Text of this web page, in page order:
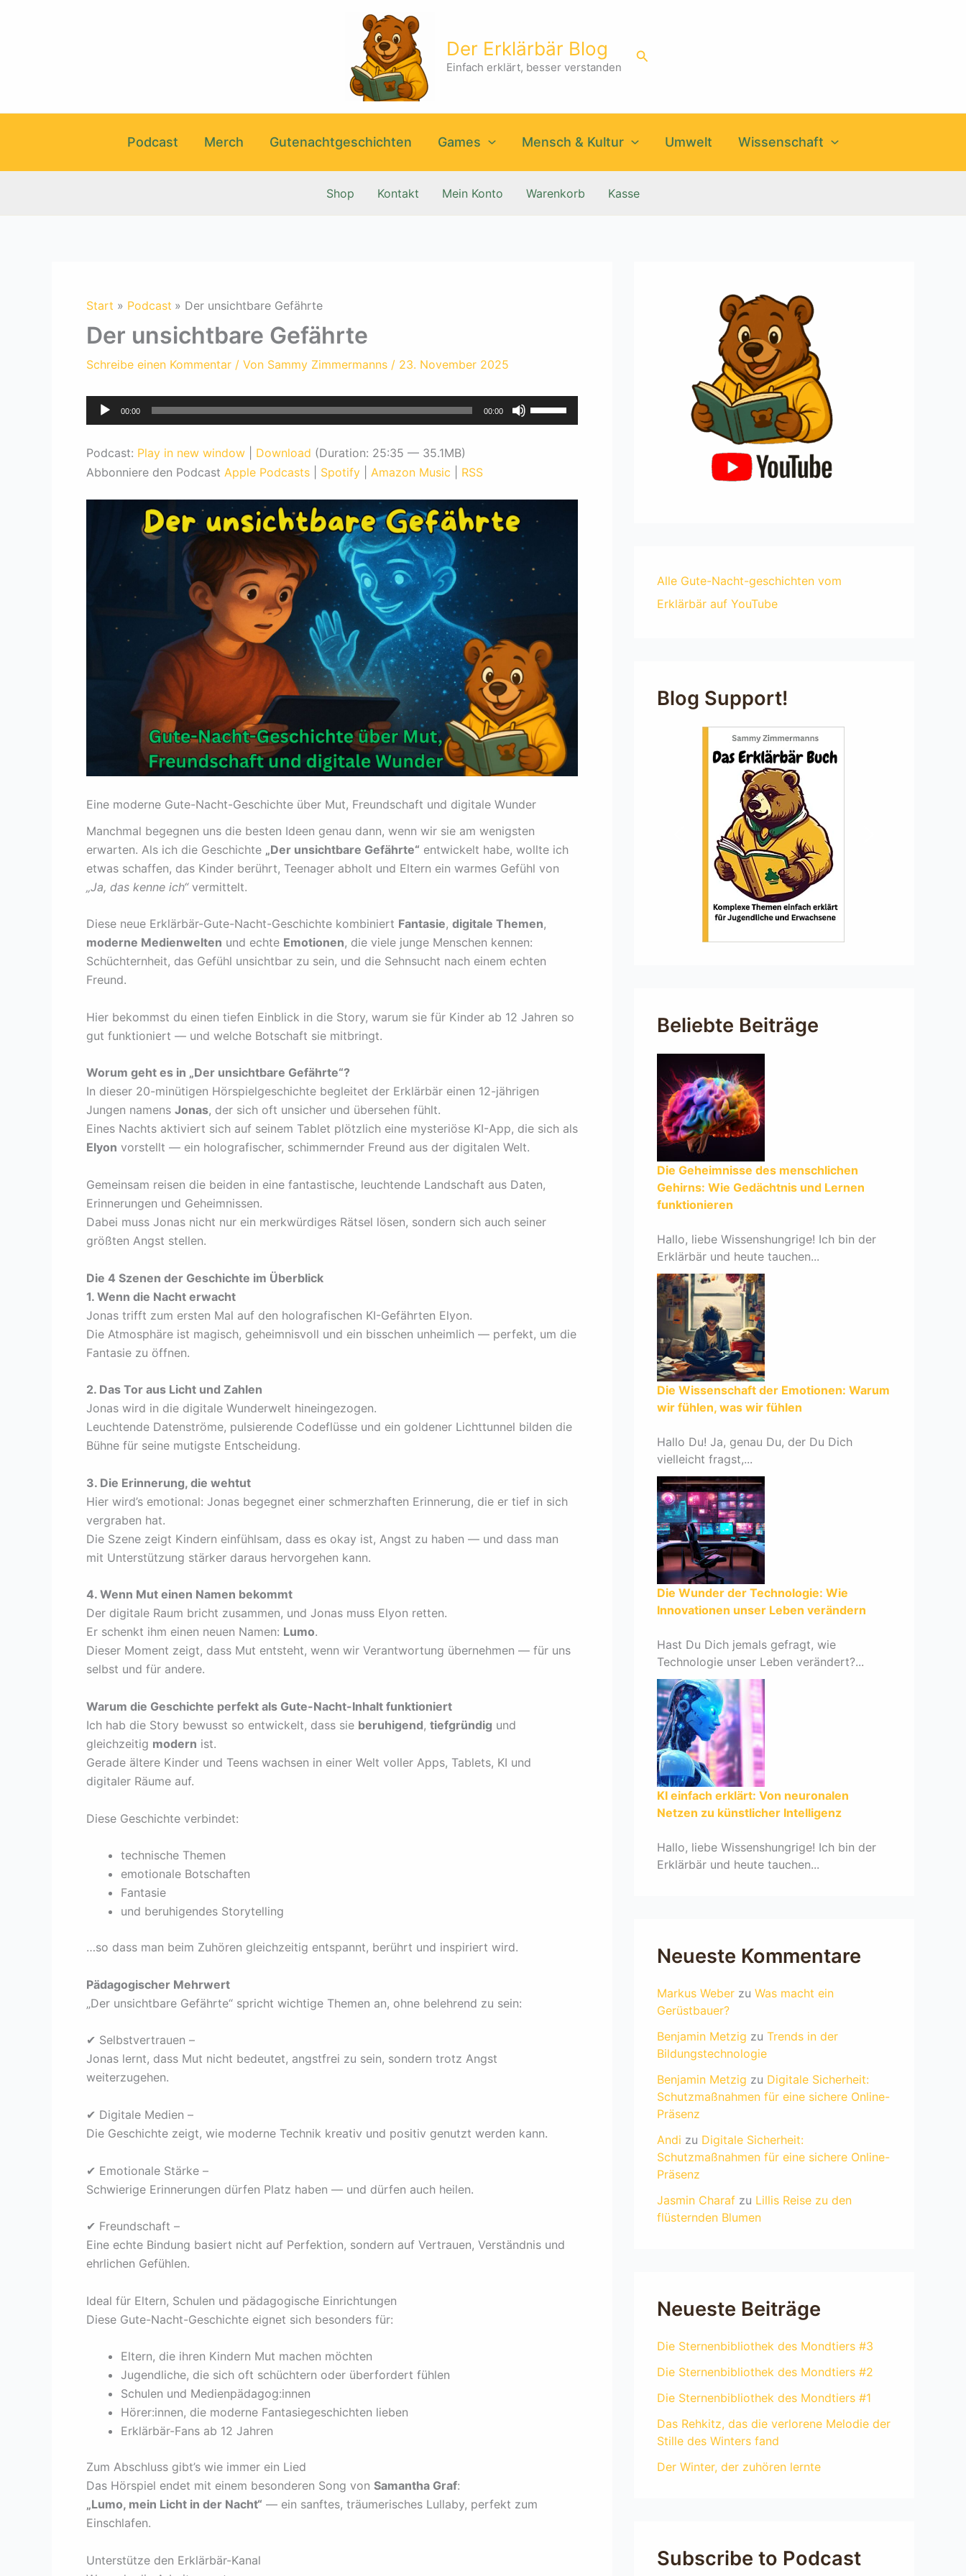
Der Erklärbär Blog
Einfach erklärt, besser verstanden
Suchen
Podcast Merch Gutenachtgeschichten Games Mensch & Kultur Umwelt Wissenschaft
Shop Kontakt Mein Konto Warenkorb Kasse
Start Podcast Der unsichtbare Gefährte
Der unsichtbare Gefährte
Schreibe einen Kommentar / Von Sammy Zimmermanns / 23. November 2025
Audio-
Player
00:00 00:00
Hoch/Runter
Lautstärke
Podcast: Play in new window Download (Duration: 25:35 — 35.1MB)
Abbonniere den Podcast Apple Podcasts Spotify Amazon Music RSS
Eine moderne Gute-Nacht-Geschichte über Mut, Freundschaft und digitale Wunder
Manchmal begegnen uns die besten Ideen genau dann, wenn wir sie am wenigsten
erwarten. Als ich die Geschichte „Der unsichtbare Gefährte“ entwickelt habe, wollte ich
etwas schaffen, das Kinder berührt, Teenager abholt und Eltern ein warmes Gefühl von
„Ja, das kenne ich“vermittelt.
Diese neue Erklärbär-Gute-Nacht-Geschichte kombiniert Fantasie, digitale Themen,
moderne Medienwelten und echte Emotionen, die viele junge Menschen kennen:
Schüchternheit, das Gefühl unsichtbar zu sein, und die Sehnsucht nach einem echten
Freund.
Hier bekommst du einen tiefen Einblick in die Story, warum sie für Kinder ab 12 Jahren so
gut funktioniert — und welche Botschaft sie mitbringt.
Worum geht es in „Der unsichtbare Gefährte“?
In dieser 20-minütigen Hörspielgeschichte begleitet der Erklärbär einen 12-jährigen
Jungen namens Jonas, der sich oft unsicher und übersehen fühlt.
Eines Nachts aktiviert sich auf seinem Tablet plötzlich eine mysteriöse KI-App, die sich als
Elyon vorstellt — ein holografischer, schimmernder Freund aus der digitalen Welt.
Gemeinsam reisen die beiden in eine fantastische, leuchtende Landschaft aus Daten,
Erinnerungen und Geheimnissen.
Dabei muss Jonas nicht nur ein merkwürdiges Rätsel lösen, sondern sich auch seiner
größten Angst stellen.
Die 4 Szenen der Geschichte im Überblick
1. Wenn die Nacht erwacht
Jonas trifft zum ersten Mal auf den holografischen KI-Gefährten Elyon.
Die Atmosphäre ist magisch, geheimnisvoll und ein bisschen unheimlich — perfekt, um die
Fantasie zu öffnen.
2. Das Tor aus Licht und Zahlen
Jonas wird in die digitale Wunderwelt hineingezogen.
Leuchtende Datenströme, pulsierende Codeflüsse und ein goldener Lichttunnel bilden die
Bühne für seine mutigste Entscheidung.
3. Die Erinnerung, die wehtut
Hier wird’s emotional: Jonas begegnet einer schmerzhaften Erinnerung, die er tief in sich
vergraben hat.
Die Szene zeigt Kindern einfühlsam, dass es okay ist, Angst zu haben — und dass man
mit Unterstützung stärker daraus hervorgehen kann.
4. Wenn Mut einen Namen bekommt
Der digitale Raum bricht zusammen, und Jonas muss Elyon retten.
Er schenkt ihm einen neuen Namen: Lumo.
Dieser Moment zeigt, dass Mut entsteht, wenn wir Verantwortung übernehmen — für uns
selbst und für andere.
Warum die Geschichte perfekt als Gute-Nacht-Inhalt funktioniert
Ich hab die Story bewusst so entwickelt, dass sie beruhigend, tiefgründig und
gleichzeitig modern ist.
Gerade ältere Kinder und Teens wachsen in einer Welt voller Apps, Tablets, KI und
digitaler Räume auf.
Diese Geschichte verbindet:
technische Themen
emotionale Botschaften
Fantasie
und beruhigendes Storytelling
…so dass man beim Zuhören gleichzeitig entspannt, berührt und inspiriert wird.
Pädagogischer Mehrwert
„Der unsichtbare Gefährte“ spricht wichtige Themen an, ohne belehrend zu sein:
✔ Selbstvertrauen –
Jonas lernt, dass Mut nicht bedeutet, angstfrei zu sein, sondern trotz Angst
weiterzugehen.
✔ Digitale Medien –
Die Geschichte zeigt, wie moderne Technik kreativ und positiv genutzt werden kann.
✔ Emotionale Stärke –
Schwierige Erinnerungen dürfen Platz haben — und dürfen auch heilen.
✔ Freundschaft –
Eine echte Bindung basiert nicht auf Perfektion, sondern auf Vertrauen, Verständnis und
ehrlichen Gefühlen.
Ideal für Eltern, Schulen und pädagogische Einrichtungen
Diese Gute-Nacht-Geschichte eignet sich besonders für:
Eltern, die ihren Kindern Mut machen möchten
Jugendliche, die sich oft schüchtern oder überfordert fühlen
Schulen und Medienpädagog:innen
Hörer:innen, die moderne Fantasiegeschichten lieben
Erklärbär-Fans ab 12 Jahren
Zum Abschluss gibt’s wie immer ein Lied
Das Hörspiel endet mit einem besonderen Song von Samantha Graf:
„Lumo, mein Licht in der Nacht“ — ein sanftes, träumerisches Lullaby, perfekt zum
Einschlafen.
Unterstütze den Erklärbär-Kanal
Alle Gute-Nacht-geschichten vom
Erklärbär auf YouTube
Blog Support!
Beliebte Beiträge
Die Geheimnisse des menschlichen
Gehirns: Wie Gedächtnis und Lernen
funktionieren
Hallo, liebe Wissenshungrige! Ich bin der
Erklärbär und heute tauchen...
Die Wissenschaft der Emotionen: Warum
wir fühlen, was wir fühlen
Hallo Du! Ja, genau Du, der Du Dich
vielleicht fragst,...
Die Wunder der Technologie: Wie
Innovationen unser Leben verändern
Hast Du Dich jemals gefragt, wie
Technologie unser Leben verändert?...
KI einfach erklärt: Von neuronalen
Netzen zu künstlicher Intelligenz
Hallo, liebe Wissenshungrige! Ich bin der
Erklärbär und heute tauchen...
Neueste Kommentare
Markus Weber zu Was macht ein
Gerüstbauer?
Benjamin Metzig zu Trends in der
Bildungstechnologie
Benjamin Metzig zu Digitale Sicherheit:
Schutzmaßnahmen für eine sichere Online-
Präsenz
Andi zu Digitale Sicherheit:
Schutzmaßnahmen für eine sichere Online-
Präsenz
Jasmin Charaf zu Lillis Reise zu den
flüsternden Blumen
Neueste Beiträge
Die Sternenbibliothek des Mondtiers #3
Die Sternenbibliothek des Mondtiers #2
Die Sternenbibliothek des Mondtiers #1
Das Rehkitz, das die verlorene Melodie der
Stille des Winters fand
Der Winter, der zuhören lernte
Subscribe to Podcast